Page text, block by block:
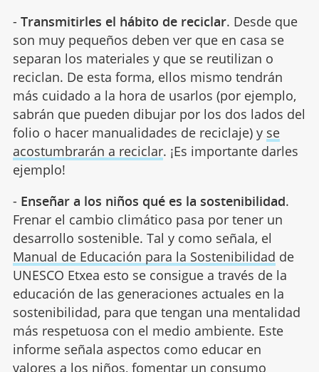
- Transmitirles el hábito de reciclar. Desde que
son muy pequeños deben ver que en casa se
separan los materiales y que se reutilizan o
reciclan. De esta forma, ellos mismo tendrán
más cuidado a la hora de usarlos (por ejemplo,
sabrán que pueden dibujar por los dos lados del
folio o hacer manualidades de reciclaje) y se
acostumbrarán a reciclar. ¡Es importante darles
ejemplo!
- Enseñar a los niños qué es la sostenibilidad.
Frenar el cambio climático pasa por tener un
desarrollo sostenible. Tal y como señala, el
Manual de Educación para la Sostenibilidad de
UNESCO Etxea esto se consigue a través de la
educación de las generaciones actuales en la
sostenibilidad, para que tengan una mentalidad
más respetuosa con el medio ambiente. Este
informe señala aspectos como educar en
valores a los niños, fomentar un consumo